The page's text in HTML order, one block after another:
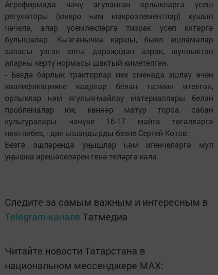
Агрофирмада чәчү агуланган орлыкларга үсеш
регуляторы (микро һәм макроэлементлар) кушып
чәчелә, алар үсемлекләргә тизрәк үсеп китәргә
булышалар. Кызганычка каршы, быел ашламалар
запасы узган елгы дәрәҗәдән азрак, шунлыктан
аларны кертү нормасы шактый киметелгән.
- Бездә барлык тракторлар ике сменада эшләү өчен
квалификацияле кадрлар белән тәэмин ителгән,
орлыклар һәм ягулык-майлау материаллары белән
проблемалар юк, көннәр матур торса, сабан
культуралары чәчүне 16-17 майга төгәлләргә
ниятлибез, - дип ышандырды безне Сергей Котов.
Безгә эшләрендә уңышлар һәм игенчеләргә мул
уңышка ирешәселәрен генә теләргә кала.
Следите за самым важным и интересным в
Telegram-канале Татмедиа
Читайте новости Татарстана в
национальном мессенджере MАХ: